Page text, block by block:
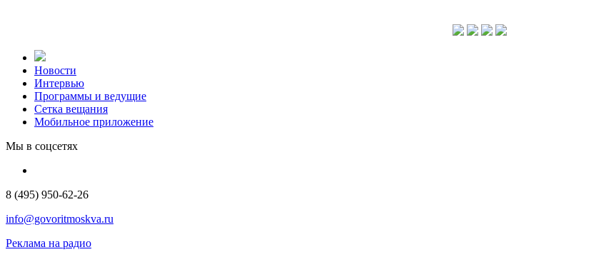
Новости
Интервью
Программы и ведущие
Сетка вещания
Мобильное приложение
Мы в соцсетях
8 (495) 950-62-26
info@govoritmoskva.ru
Реклама на радио